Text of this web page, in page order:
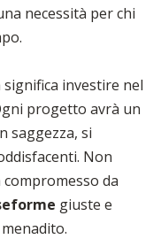
necessità per chi
significa investire nel
progetto avrà un
saggezza, si
Non
da
giuste e